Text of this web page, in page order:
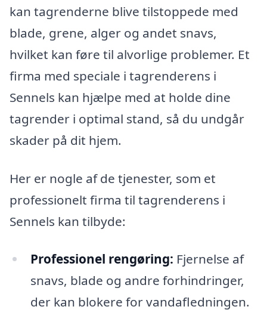
kan tagrenderne blive tilstoppede med
blade, grene, alger og andet snavs,
hvilket kan føre til alvorlige problemer. Et
firma med speciale i tagrenderens i
Sennels kan hjælpe med at holde dine
tagrender i optimal stand, så du undgår
skader på dit hjem.
Her er nogle af de tjenester, som et
professionelt firma til tagrenderens i
Sennels kan tilbyde:
Professionel rengøring: Fjernelse af
snavs, blade og andre forhindringer,
der kan blokere for vandafledningen.